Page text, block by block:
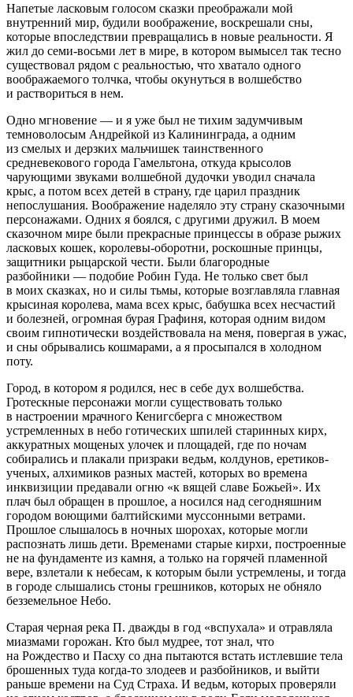
Напетые ласковым голосом сказки преображали мой
внутренний мир, будили воображение, воскрешали сны,
которые впоследствии превращались в новые реальности. Я
жил до семи-восьми лет в мире, в котором вымысел так тесно
существовал рядом с реальностью, что хватало одного
воображаемого толчка, чтобы окунуться в волшебство
и раствориться в нем.
Одно мгновение — и я уже был не тихим задумчивым
темноволосым Андрейкой из Калининграда, а одним
из смелых и дерзких мальчишек таинственного
средневекового города Гамельтона, откуда крысолов
чарующими звуками волшебной дудочки уводил сначала
крыс, а потом всех детей в страну, где царил праздник
непослушания. Воображение наделяло эту страну сказочными
персонажами. Одних я боялся, с другими дружил. В моем
сказочном мире были прекрасные принцессы в образе рыжих
ласковых кошек, королевы-оборотни, роскошные принцы,
защитники рыцарской чести. Были благородные
разбойники — подобие Робин Гуда. Не только свет был
в моих сказках, но и силы тьмы, которые возглавляла главная
крысиная королева, мама всех крыс, бабушка всех несчастий
и болезней, огромная бурая Графиня, которая одним видом
своим гипнотически воздействовала на меня, повергая в ужас,
и сны обрывались кошмарами, а я просыпался в холодном
поту.
Город, в котором я родился, нес в себе дух волшебства.
Гротескные персонажи могли существовать только
в настроении мрачного Кенигсберга с множеством
устремленных в небо готических шпилей старинных кирх,
аккуратных мощеных улочек и площадей, где по ночам
собирались и плакали призраки ведьм, колдунов, еретиков-
ученых, алхимиков разных мастей, которых во времена
инквизиции предавали огню «к вящей славе Божьей». Их
плач был обращен в прошлое, а носился над сегодняшним
городом воющими балтийскими муссонными ветрами.
Прошлое слышалось в ночных шорохах, которые могли
распознать лишь дети. Временами старые кирхи, построенные
не на фундаменте из камня, а только на горячей пламенной
вере, взлетали к небесам, к которым были устремлены, и тогда
в городе слышались стоны грешников, которых не обняло
безземельное Небо.
Старая черная река П. дважды в год «вспухала» и отравляла
миазмами горожан. Кто был мудрее, тот знал, что
на Рождество и Пасху со дна пытаются встать истлевшие тела
брошенных туда когда-то злодеев и разбойников, и выйти
раньше времени на Суд Страха. И ведьм, которых проверяли